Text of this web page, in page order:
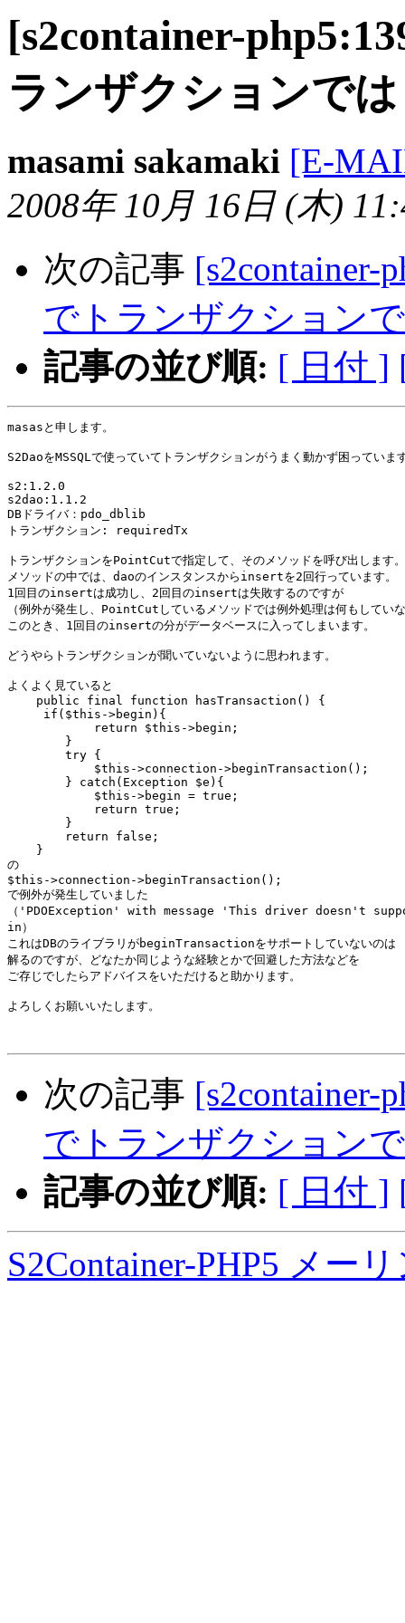
[s2container-
ランザクションで
masami sakamaki [E-
2008年 10月 16日 (木)
次の記事 [s2container-
でトランザクション
記事の並び順: [ 日付 ]
masasと申します。
S2DaoをMSSQLで使っていてトランザクションがうまく動かず困っていま
s2:1.2.0
s2dao:1.1.2
DBドライバ：pdo_dblib
トランザクション: requiredTx
トランザクションをPointCutで指定して、そのメソッドを呼び出します。
メソッドの中では、daoのインスタンスからinsertを2回行っています。
1回目のinsertは成功し、2回目のinsertは失敗するのですが
（例外が発生し、PointCutしているメソッドでは例外処理は何もしてい
このとき、1回目のinsertの分がデータベースに入ってしまいます。
どうやらトランザクションが聞いていないように思われます。
よくよく見ていると
    public final function hasTransaction() {
     if($this->begin){
            return $this->begin;
        }
        try {
            $this->connection->beginTransaction();
        } catch(Exception $e){
            $this->begin = true;
            return true;
        }
        return false;
    }
の
$this->connection->beginTransaction();
で例外が発生していました
（'PDOException' with message 'This driver doesn't
in）
これはDBのライブラリがbeginTransactionをサポートしていないのは
解るのですが、どなたか同じような経験とかで回避した方法などを
ご存じでしたらアドバイスをいただけると助かります。
よろしくお願いいたします。
次の記事 [s2container-
でトランザクション
記事の並び順: [ 日付 ]
S2Container-PHP5 メー